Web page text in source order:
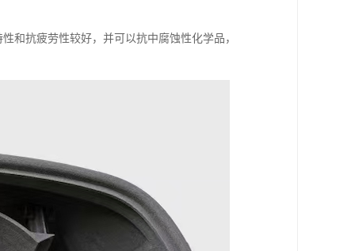
和抗疲劳性较好，并可以抗中腐蚀性化学品，